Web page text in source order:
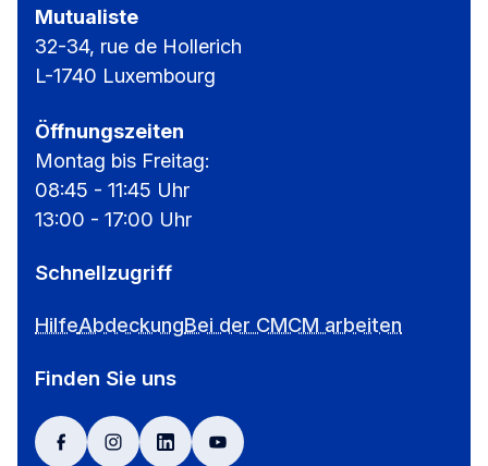
Mutualiste
32-34, rue de Hollerich
L-1740 Luxembourg
Öffnungszeiten
Montag bis Freitag:
08:45 - 11:45 Uhr
13:00 - 17:00 Uhr
Schnellzugriff
HilfeAbdeckungBei der CMCM arbeiten
Finden Sie uns
facebookinstagramlinkedinyoutube